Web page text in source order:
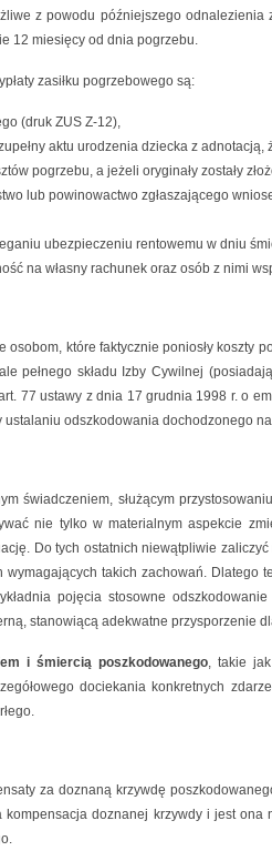
z powodu późniejszego
12 miesięcy od dnia pogrzebu.
zasiłku pogrzebowego są:
(druk ZUS Z-12),
aktu urodzenia dziecka z adnotacją,
pogrzebu, a jeżeli oryginały zostały
lub powinowactwo zgłaszającego
ubezpieczeniu rentowemu w dniu
na własny rachunek oraz osób z nimi
osobom, które faktycznie poniosły
pełnego składu Izby Cywilnej
77 ustawy z dnia 17 grudnia 1998 r. o
odszkodowania dochodzonego
świadczeniem, służącym
nie tylko w materialnym aspekcie
Do tych ostatnich niewątpliwie
takich zachowań.
pojęcia stosowne
stanowiącą adekwatne przysporzenie
i śmiercią poszkodowanego, takie jak
dociekania konkretnych
za doznaną krzywdę
doznanej krzywdy i jest